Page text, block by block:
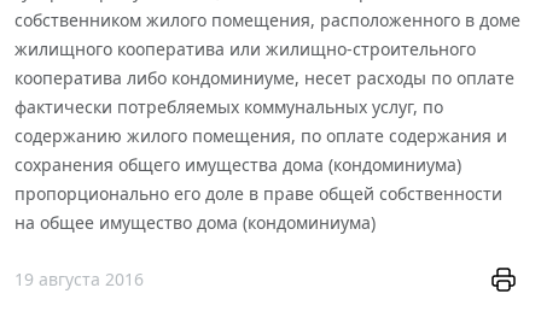
собственником жилого помещения, расположенного в доме
жилищного кооператива или жилищно-строительного
кооператива либо кондоминиуме, несет расходы по оплате
фактически потребляемых коммунальных услуг, по
содержанию жилого помещения, по оплате содержания и
сохранения общего имущества дома (кондоминиума)
пропорционально его доле в праве общей собственности
на общее имущество дома (кондоминиума)
19 августа 2016